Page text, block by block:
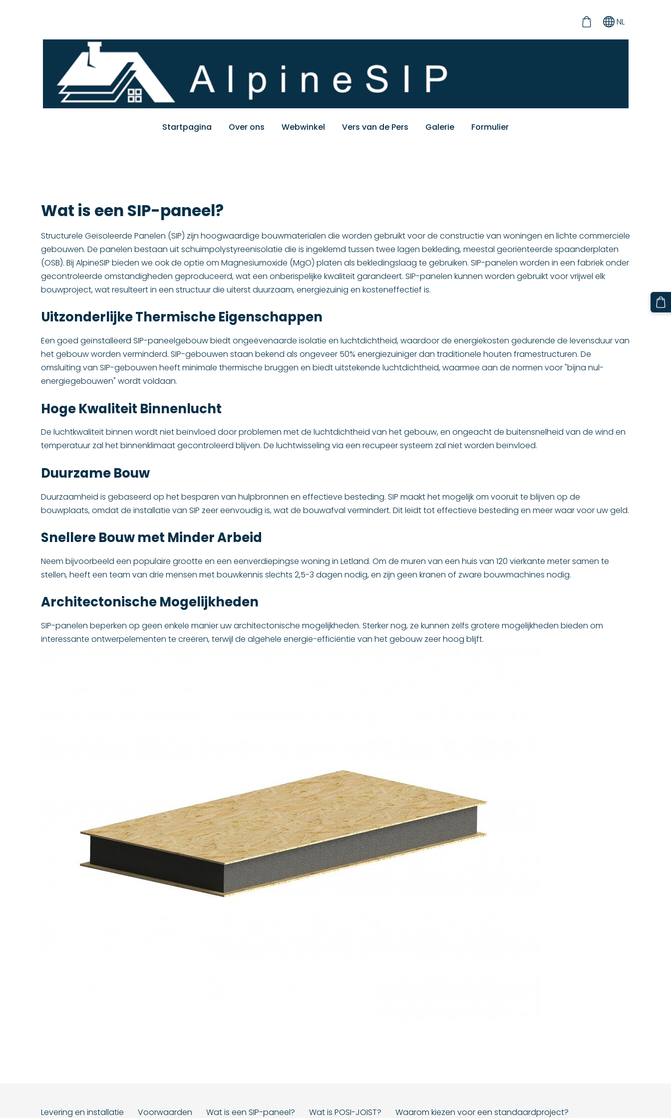
Startpagina Over ons Webwinkel Vers van de Pers Galerie Formulier
NL
Wat is een SIP-paneel?
Structurele Geïsoleerde Panelen (SIP) zijn hoogwaardige bouwmaterialen die worden gebruikt voor de constructie van woningen en lichte commerciële
gebouwen. De panelen bestaan uit schuimpolystyreenisolatie die is ingeklemd tussen twee lagen bekleding, meestal georiënteerde spaanderplaten
(OSB). Bij AlpineSIP bieden we ook de optie om Magnesiumoxide (MgO) platen als bekledingslaag te gebruiken. SIP-panelen worden in een fabriek onder
gecontroleerde omstandigheden geproduceerd, wat een onberispelijke kwaliteit garandeert. SIP-panelen kunnen worden gebruikt voor vrijwel elk
bouwproject, wat resulteert in een structuur die uiterst duurzaam, energiezuinig en kosteneffectief is.
Uitzonderlijke Thermische Eigenschappen
Een goed geïnstalleerd SIP-paneelgebouw biedt ongeëvenaarde isolatie en luchtdichtheid, waardoor de energiekosten gedurende de levensduur van
het gebouw worden verminderd. SIP-gebouwen staan bekend als ongeveer 50% energiezuiniger dan traditionele houten framestructuren. De
omsluiting van SIP-gebouwen heeft minimale thermische bruggen en biedt uitstekende luchtdichtheid, waarmee aan de normen voor "bijna nul-
energiegebouwen" wordt voldaan.
Hoge Kwaliteit Binnenlucht
De luchtkwaliteit binnen wordt niet beïnvloed door problemen met de luchtdichtheid van het gebouw, en ongeacht de buitensnelheid van de wind en
temperatuur zal het binnenklimaat gecontroleerd blijven. De luchtwisseling via een recupeer systeem zal niet worden beïnvloed.
Duurzame Bouw
Duurzaamheid is gebaseerd op het besparen van hulpbronnen en effectieve besteding. SIP maakt het mogelijk om vooruit te blijven op de
bouwplaats, omdat de installatie van SIP zeer eenvoudig is, wat de bouwafval vermindert. Dit leidt tot effectieve besteding en meer waar voor uw geld.
Snellere Bouw met Minder Arbeid
Neem bijvoorbeeld een populaire grootte en een eenverdiepingse woning in Letland. Om de muren van een huis van 120 vierkante meter samen te
stellen, heeft een team van drie mensen met bouwkennis slechts 2,5-3 dagen nodig, en zijn geen kranen of zware bouwmachines nodig.
Architectonische Mogelijkheden
SIP-panelen beperken op geen enkele manier uw architectonische mogelijkheden. Sterker nog, ze kunnen zelfs grotere mogelijkheden bieden om
interessante ontwerpelementen te creëren, terwijl de algehele energie-efficiëntie van het gebouw zeer hoog blijft.
Levering en installatie Voorwaarden Wat is een SIP-paneel? Wat is POSI-JOIST? Waarom kiezen voor een standaardproject?